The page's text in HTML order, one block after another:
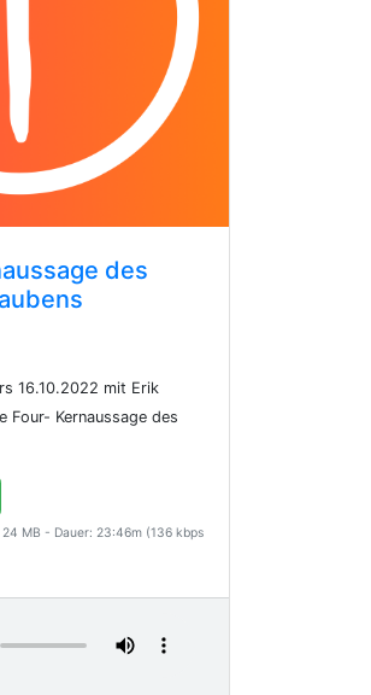
des
16.10.2022 mit Erik
Four- Kernaussage des
MB - Dauer: 23:46m (136 kbps